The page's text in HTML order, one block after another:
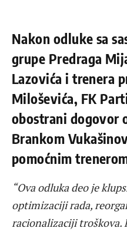
Nakon odluke sa
grupe Predraga
Lazovića i trenera
Miloševića, FK
obostrani dogovor
Brankom
pomoćnim
“Ova odluka deo je
optimizaciji rada,
racionalizaciji troškova.